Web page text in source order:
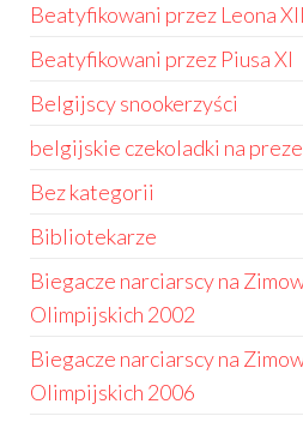
Beatyfikowani przez Leona XII
Beatyfikowani przez Piusa XI
Belgijscy snookerzyści
belgijskie czekoladki na
Bez kategorii
Bibliotekarze
Biegacze narciarscy na
Olimpijskich 2002
Biegacze narciarscy na
Olimpijskich 2006